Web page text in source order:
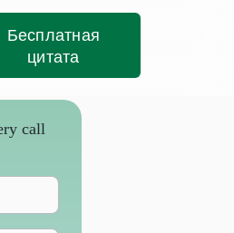
Бесплатная
цитата
call